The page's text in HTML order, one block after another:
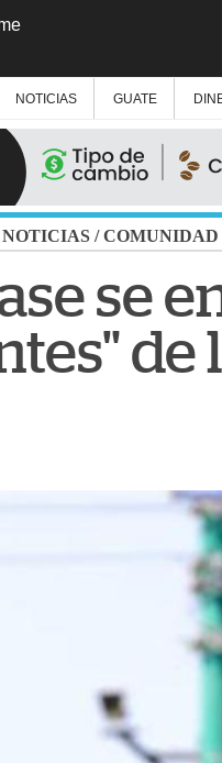
NOTICIAS GUATE
NOTICIAS /COMUNIDAD
se
de